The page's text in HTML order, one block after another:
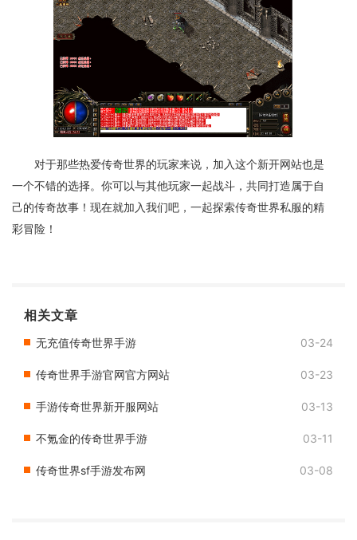
对于那些热爱传奇世界的玩家来说，加入这个新开网站也是
一个不错的选择。你可以与其他玩家一起战斗，共同打造属于自
己的传奇故事！现在就加入我们吧，一起探索传奇世界私服的精
彩冒险！
相关文章
无充值传奇世界手游 03-24
传奇世界手游官网官方网站 03-23
手游传奇世界新开服网站 03-13
不氪金的传奇世界手游 03-11
传奇世界sf手游发布网 03-08